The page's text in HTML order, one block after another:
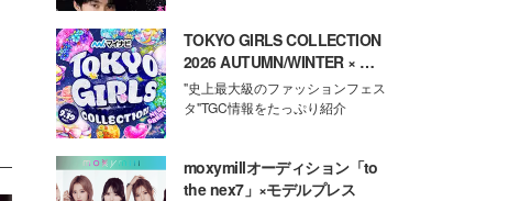
TOKYO GIRLS COLLECTION
2026 AUTUMN/WINTER × モ
デルプレス
"史上最大級のファッションフェス
タ"TGC情報をたっぷり紹介
moxymillオーディション「to
the nex7」×モデルプレス